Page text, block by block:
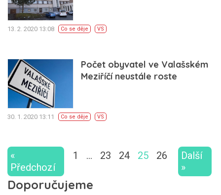
13. 2. 2020 13:08 Co se děje VS
Počet obyvatel ve Valašském
Meziříčí neustále roste
30. 1. 2020 13:11 Co se děje VS
«
Předchozí
1 … 23 24 25 26
Další
»